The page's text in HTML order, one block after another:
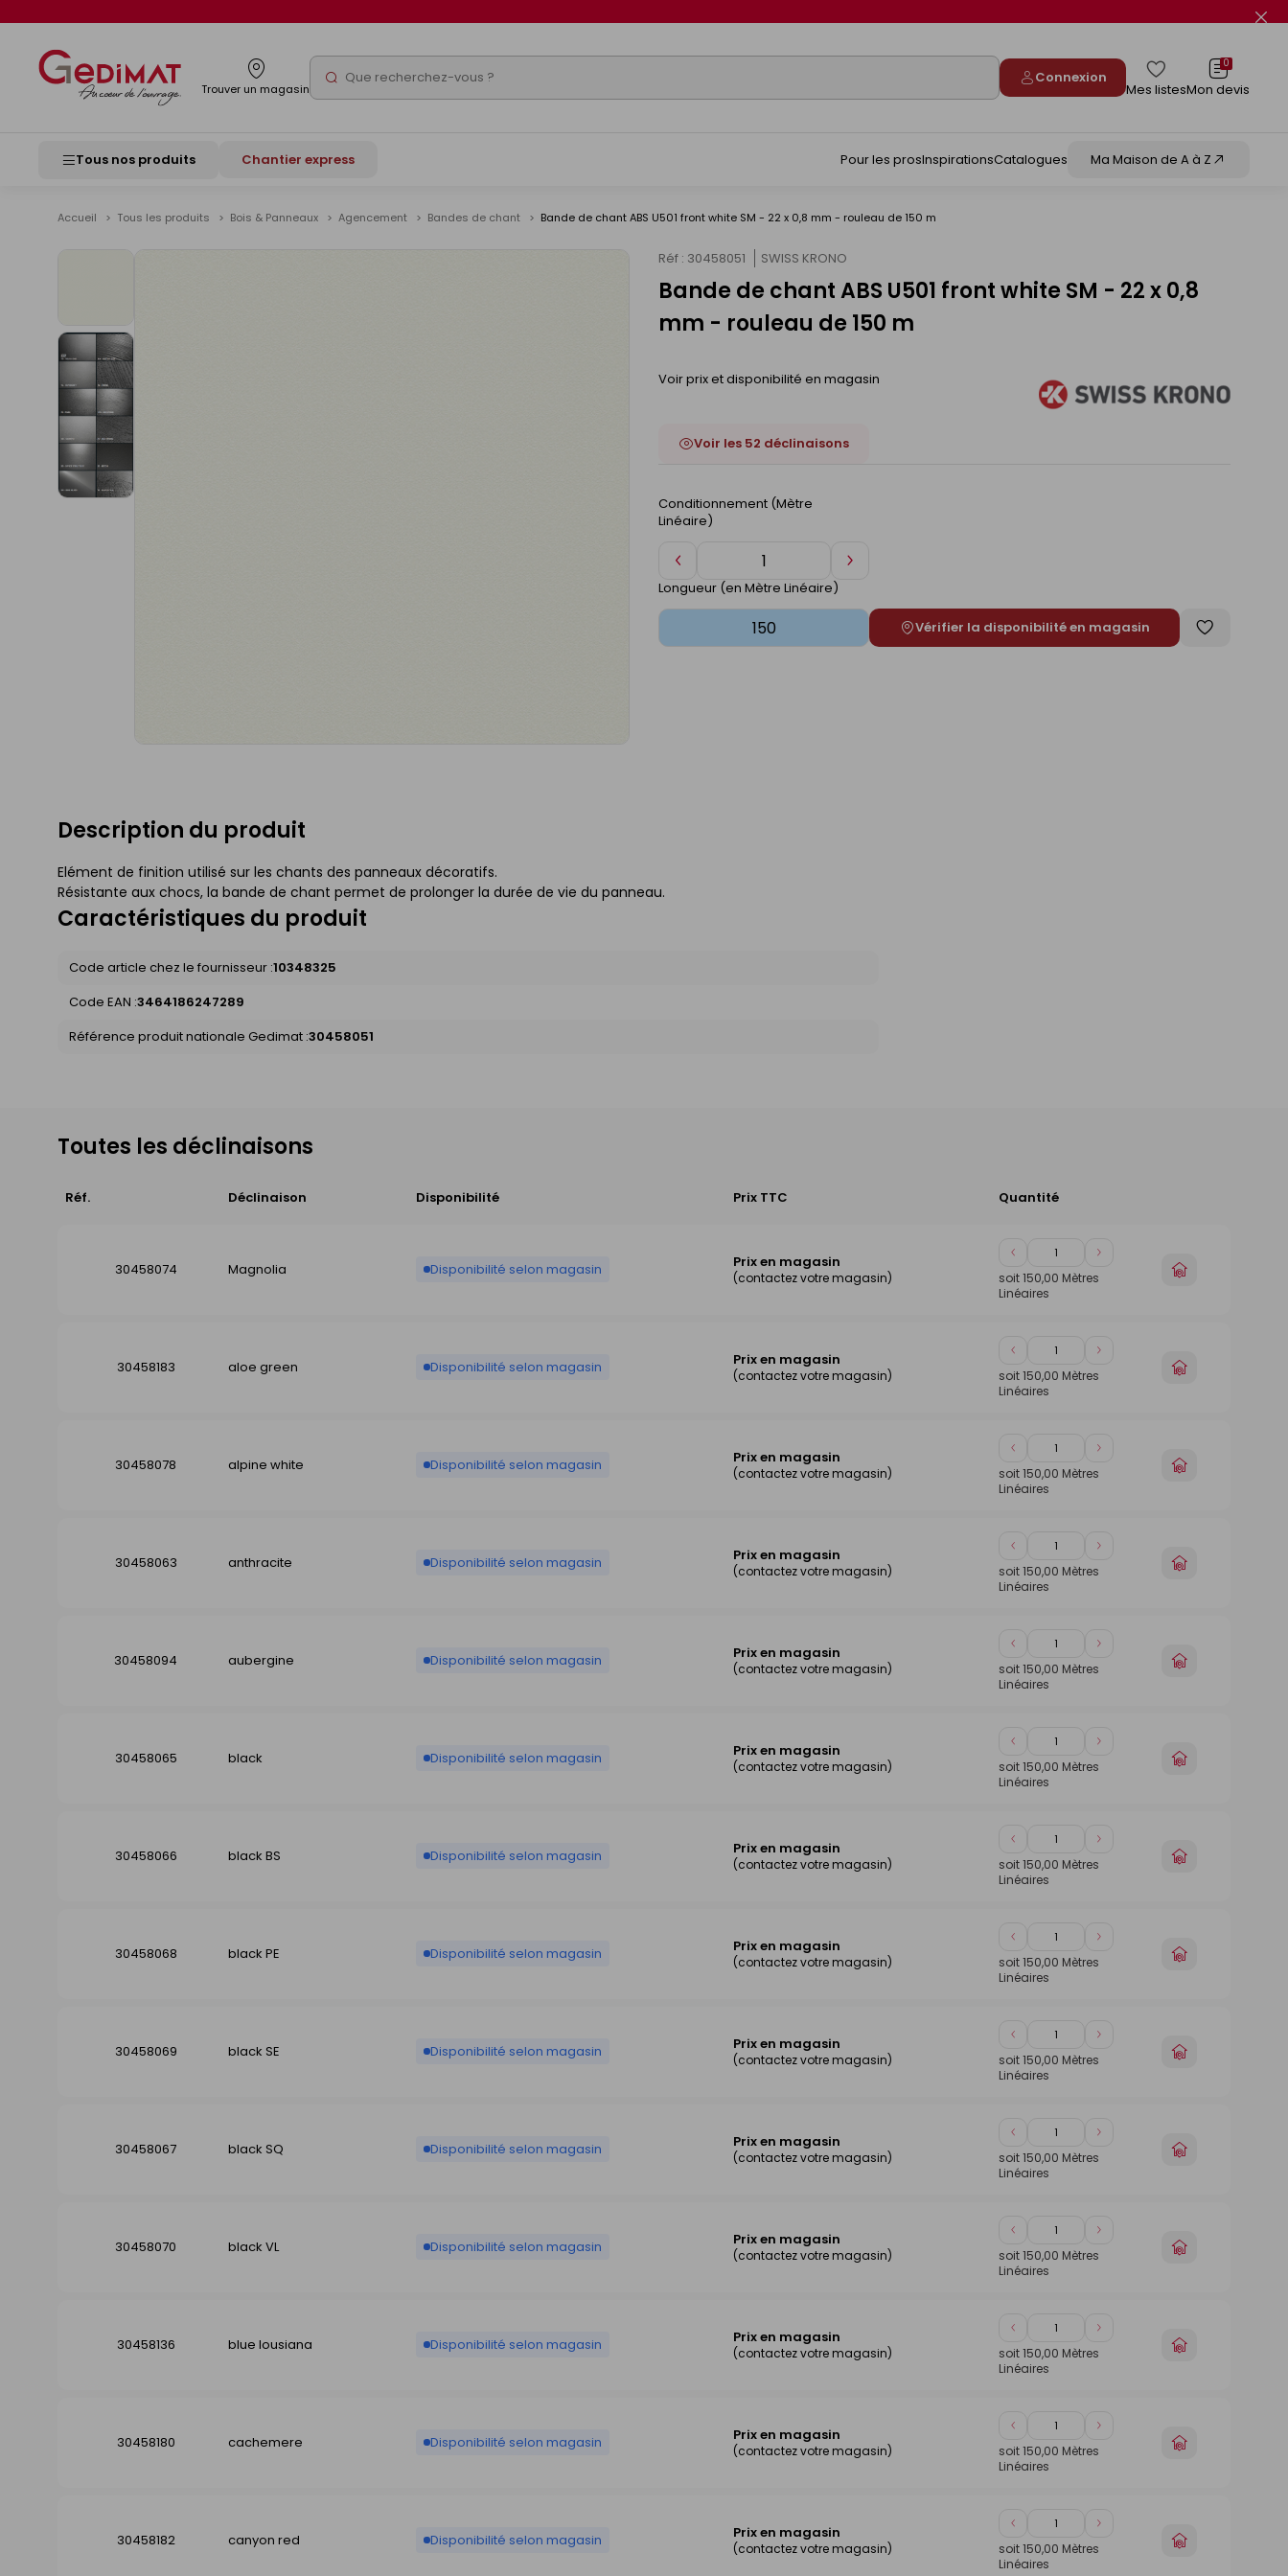
Trouver un magasin Rechercher Connexion
Mes listes
0
Mon devis
Tous nos produits Chantier express Pour les prosInspirationsCatalogues Ma Maison de A à Z
Accueil Tous les produits Bois & Panneaux Agencement Bandes de chant Bande de chant ABS U501 front white SM - 22 x 0,8 mm - rouleau de 150 m
Réf : 30458051 SWISS KRONO
Bande de chant ABS U501 front white SM - 22 x 0,8
mm - rouleau de 150 m
Voir prix et disponibilité en magasin
Voir les 52 déclinaisons
Conditionnement (Mètre
Linéaire)
Diminuer
de
1
Augmenter
Longueur (en Mètre Linéaire)
Vérifier la disponibilité en magasin
Enregistrer
Description du produit
Elément de finition utilisé sur les chants des panneaux décoratifs.
Résistante aux chocs, la bande de chant permet de prolonger la durée de vie du panneau.
Caractéristiques du produit
Code article chez le fournisseur :10348325
Code EAN :3464186247289
Référence produit nationale Gedimat :30458051
Toutes les déclinaisons
Réf. Déclinaison Disponibilité Prix TTC Quantité
30458074
Magnolia Disponibilité selon magasin Prix en magasin
(contactez votre magasin)
Diminuer
de
1
Augmenter
de
soit150,00 Mètres
Linéaires
Choisir
30458183 aloe green Disponibilité selon magasin Prix en magasin
(contactez votre magasin)
Diminuer
de
1
Augmenter
de
soit150,00 Mètres
Linéaires
Choisir
30458078 alpine white Disponibilité selon magasin Prix en magasin
(contactez votre magasin)
Diminuer
de
1
Augmenter
de
soit150,00 Mètres
Linéaires
Choisir
30458063 anthracite Disponibilité selon magasin Prix en magasin
(contactez votre magasin)
Diminuer
de
1
Augmenter
de
soit150,00 Mètres
Linéaires
Choisir
30458094 aubergine Disponibilité selon magasin Prix en magasin
(contactez votre magasin)
Diminuer
de
1
Augmenter
de
soit150,00 Mètres
Linéaires
Choisir
30458065 black Disponibilité selon magasin Prix en magasin
(contactez votre magasin)
Diminuer
de
1
Augmenter
de
soit150,00 Mètres
Linéaires
Choisir
30458066 black BS Disponibilité selon magasin Prix en magasin
(contactez votre magasin)
Diminuer
de
1
Augmenter
de
soit150,00 Mètres
Linéaires
Choisir
30458068 black PE Disponibilité selon magasin Prix en magasin
(contactez votre magasin)
Diminuer
de
1
Augmenter
de
soit150,00 Mètres
Linéaires
Choisir
30458069 black SE Disponibilité selon magasin Prix en magasin
(contactez votre magasin)
Diminuer
de
1
Augmenter
de
soit150,00 Mètres
Linéaires
Choisir
30458067 black SQ Disponibilité selon magasin Prix en magasin
(contactez votre magasin)
Diminuer
de
1
Augmenter
de
soit150,00 Mètres
Linéaires
Choisir
30458070 black VL Disponibilité selon magasin Prix en magasin
(contactez votre magasin)
Diminuer
de
1
Augmenter
de
soit150,00 Mètres
Linéaires
Choisir
30458136 blue lousiana Disponibilité selon magasin Prix en magasin
(contactez votre magasin)
Diminuer
de
1
Augmenter
de
soit150,00 Mètres
Linéaires
Choisir
30458180 cachemere Disponibilité selon magasin Prix en magasin
(contactez votre magasin)
Diminuer
de
1
Augmenter
de
soit150,00 Mètres
Linéaires
Choisir
30458182 canyon red Disponibilité selon magasin Prix en magasin
(contactez votre magasin)
Diminuer
de
1
Augmenter
de
soit150,00 Mètres
Linéaires
Choisir